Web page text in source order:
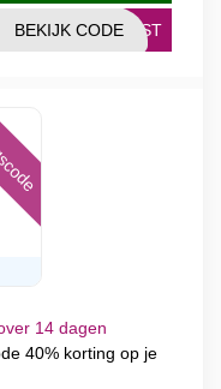
EAST
BEKIJK CODE
14 dagen
40% korting op je